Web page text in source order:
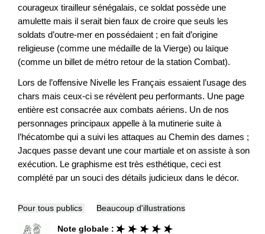
courageux tirailleur sénégalais, ce soldat possède une
amulette mais il serait bien faux de croire que seuls les
soldats d’outre-mer en possédaient ; en fait d’origine
religieuse (comme une médaille de la Vierge) ou laïque
(comme un billet de métro retour de la station Combat).
Lors de l’offensive Nivelle les Français essaient l’usage des
chars mais ceux-ci se révèlent peu performants. Une page
entière est consacrée aux combats aériens. Un de nos
personnages principaux appelle à la mutinerie suite à
l’hécatombe qui a suivi les attaques au Chemin des dames ;
Jacques passe devant une cour martiale et on assiste à son
exécution. Le graphisme est très esthétique, ceci est
complété par un souci des détails judicieux dans le décor.
Pour tous publics Beaucoup d'illustrations
Note globale :